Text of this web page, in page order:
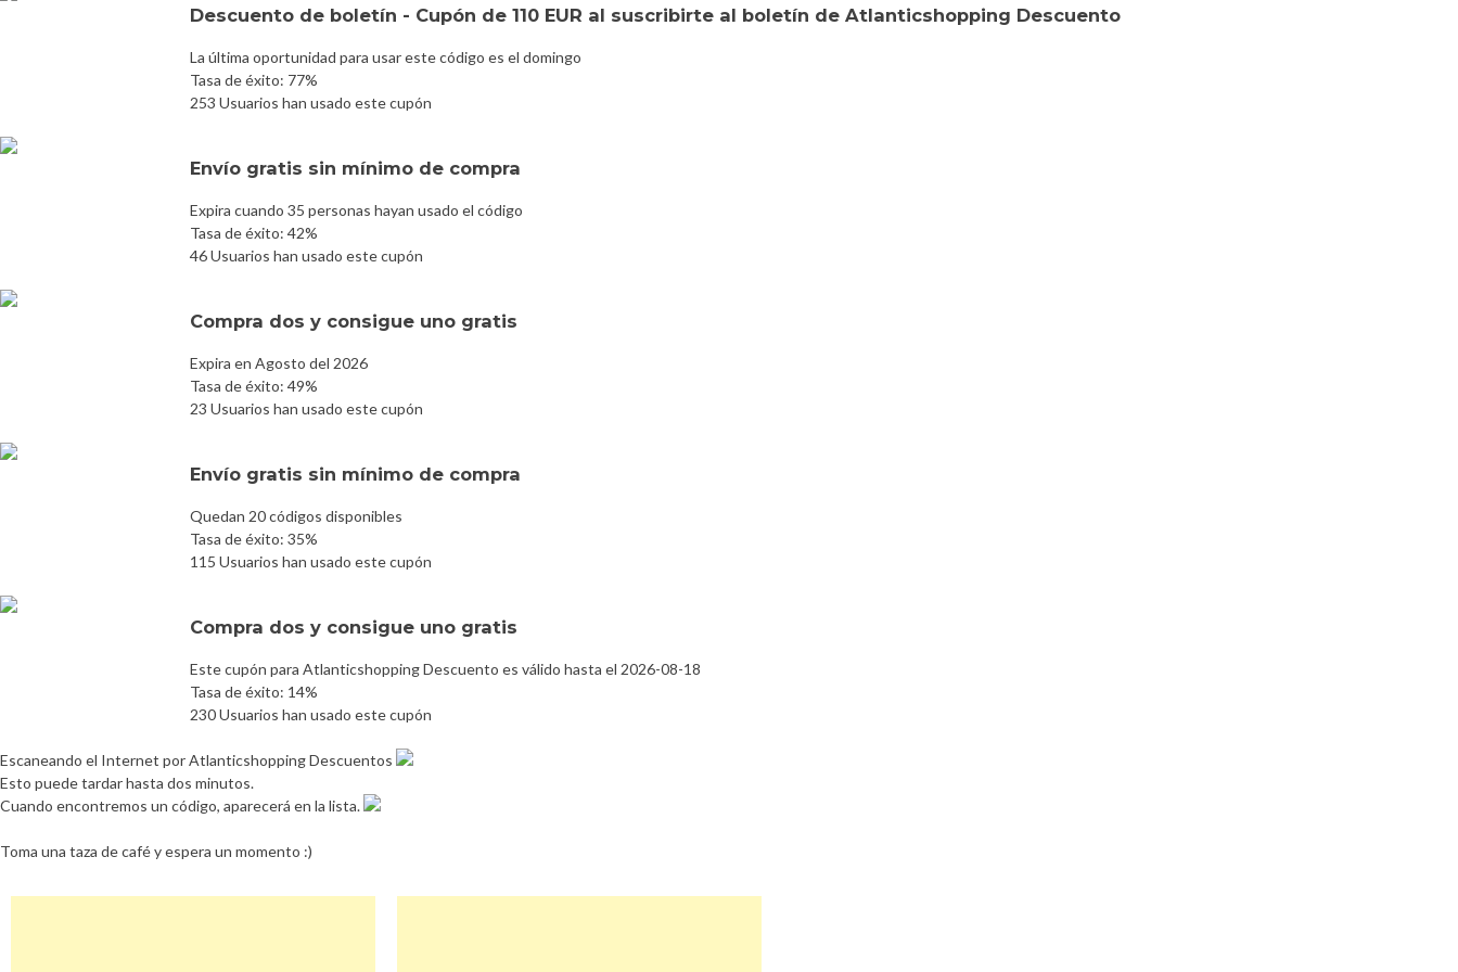
Descuento de boletín - Cupón de 110 EUR al suscribirte al boletín de Atlanticshopping Descuento
La última oportunidad para usar este código es el domingo
Tasa de éxito: 77%
253 Usuarios han usado este cupón
Envío gratis sin mínimo de compra
Expira cuando 35 personas hayan usado el código
Tasa de éxito: 42%
46 Usuarios han usado este cupón
Compra dos y consigue uno gratis
Expira en Agosto del 2026
Tasa de éxito: 49%
23 Usuarios han usado este cupón
Envío gratis sin mínimo de compra
Quedan 20 códigos disponibles
Tasa de éxito: 35%
115 Usuarios han usado este cupón
Compra dos y consigue uno gratis
Este cupón para Atlanticshopping Descuento es válido hasta el 2026-08-18
Tasa de éxito: 14%
230 Usuarios han usado este cupón
Escaneando el Internet por Atlanticshopping Descuentos
Esto puede tardar hasta dos minutos.
Cuando encontremos un código, aparecerá en la lista.
Toma una taza de café y espera un momento :)